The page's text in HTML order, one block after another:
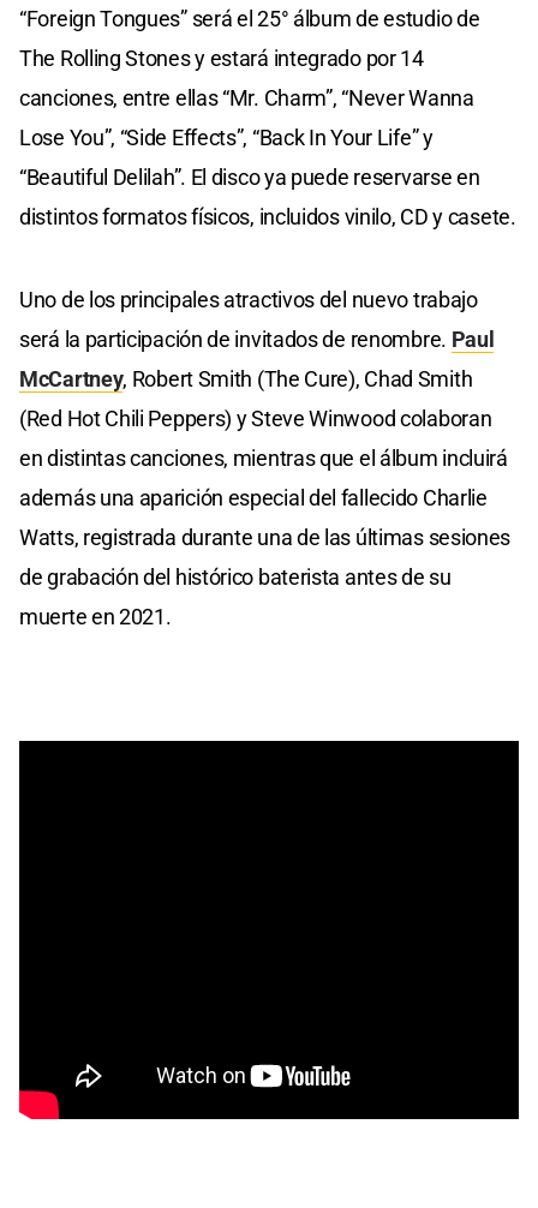
“Foreign Tongues” será el 25° álbum de estudio de
The Rolling Stones y estará integrado por 14
canciones, entre ellas “Mr. Charm”, “Never Wanna
Lose You”, “Side Effects”, “Back In Your Life” y
“Beautiful Delilah”. El disco ya puede reservarse en
distintos formatos físicos, incluidos vinilo, CD y casete.
Uno de los principales atractivos del nuevo trabajo
será la participación de invitados de renombre. Paul
McCartney, Robert Smith (The Cure), Chad Smith
(Red Hot Chili Peppers) y Steve Winwood colaboran
en distintas canciones, mientras que el álbum incluirá
además una aparición especial del fallecido Charlie
Watts, registrada durante una de las últimas sesiones
de grabación del histórico baterista antes de su
muerte en 2021.